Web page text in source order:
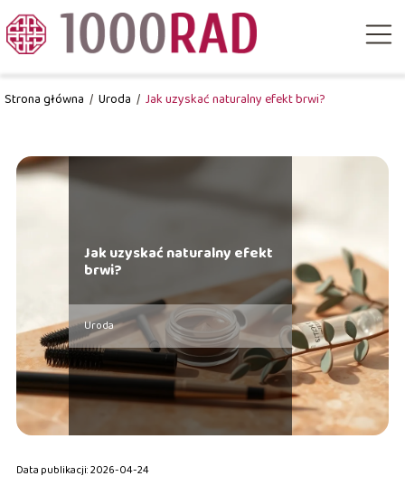
Strona główna / Uroda / Jak uzyskać naturalny efekt brwi?
Jak uzyskać naturalny efekt
brwi?
Uroda
Data publikacji: 2026-04-24